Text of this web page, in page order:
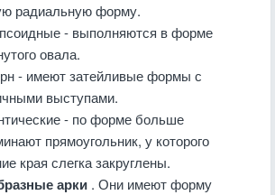
радиальную форму.
- выполняются в форме
овала.
- имеют затейливые формы с
выступами.
- по форме больше
прямоугольник, у которого
края слегка закруглены.
арки . Они имеют форму